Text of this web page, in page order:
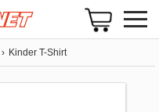
Kinder T-Shirt